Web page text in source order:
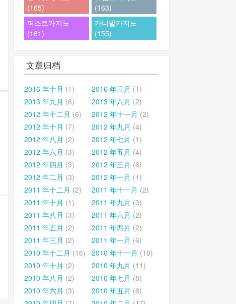
(165)
(163)
퍼스트카지노
(161)
카니발카지노
(155)
文章归档
2016 年十月 (1) 2016 年三月 (1)
2013 年九月 (6) 2013 年八月 (2)
2012 年十二月 (6) 2012 年十一月 (2)
2012 年十月 (7) 2012 年九月 (4)
2012 年八月 (2) 2012 年七月 (1)
2012 年六月 (3) 2012 年五月 (4)
2012 年四月 (3) 2012 年三月 (6)
2012 年二月 (3) 2012 年一月 (1)
2011 年十二月 (2) 2011 年十一月 (2)
2011 年十月 (1) 2011 年九月 (3)
2011 年八月 (3) 2011 年六月 (2)
2011 年五月 (2) 2011 年四月 (2)
2011 年三月 (2) 2011 年一月 (6)
2010 年十二月 (16) 2010 年十一月 (10)
2010 年十月 (2) 2010 年九月 (11)
2010 年八月 (2) 2010 年七月 (8)
2010 年六月 (3) 2010 年五月 (6)